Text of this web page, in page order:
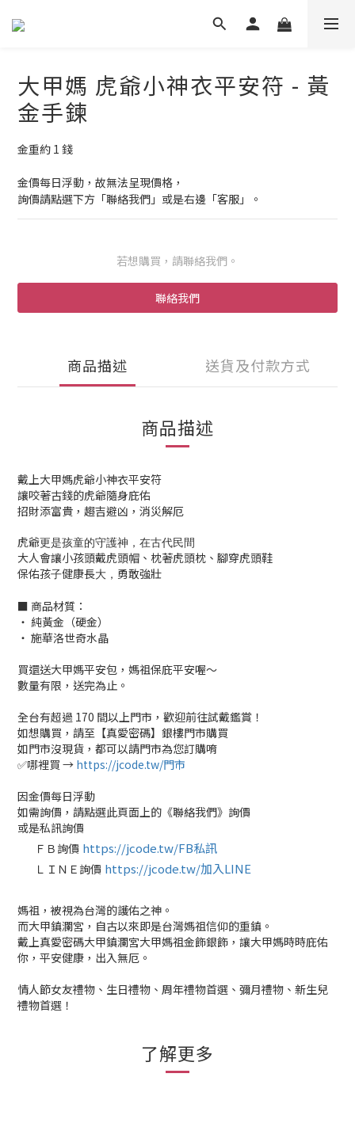
大甲媽 虎爺小神衣平安符 - 黃
金手鍊
金重約 1 錢
金價每日浮動，故無法呈現價格，
詢價請點選下方「聯絡我們」或是右邊「客服」。
若想購買，請聯絡我們。
聯絡我們
商品描述 送貨及付款方式
商品描述
戴上大甲媽虎爺小神衣平安符
讓咬著古錢的虎爺隨身庇佑
招財添富貴，趨吉避凶，消災解厄
虎爺更是孩童的守護神，在古代民間
大人會讓小孩頭戴虎頭帽、枕著虎頭枕、腳穿虎頭鞋
保佑孩子健康長大，勇敢強壯
■ 商品材質：
‧ 純黃金（硬金）
‧ 施華洛世奇水晶
買還送大甲媽平安包，媽祖保庇平安喔～
數量有限，送完為止。
全台有超過 170 間以上門市，歡迎前往試戴鑑賞！
如想購買，請至【真愛密碼】銀樓門市購買
如門市沒現貨，都可以請門市為您訂購唷
✅哪裡買 → https://jcode.tw/門市
因金價每日浮動
如需詢價，請點選此頁面上的《聯絡我們》詢價
或是私訊詢價
ＦＢ詢價 https://jcode.tw/FB私訊
ＬＩＮＥ詢價 https://jcode.tw/加入LINE
媽祖，被視為台灣的護佑之神。
而大甲鎮瀾宮，自古以來即是台灣媽祖信仰的重鎮。
戴上真愛密碼大甲鎮瀾宮大甲媽祖金飾銀飾，讓大甲媽時時庇佑
你，平安健康，出入無厄。
情人節女友禮物、生日禮物、周年禮物首選、彌月禮物、新生兒
禮物首選！
了解更多